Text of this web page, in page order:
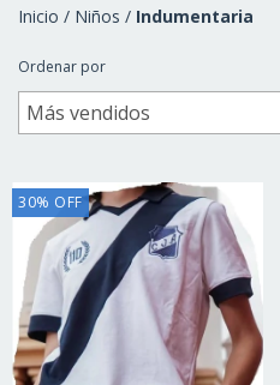
Inicio / Niños / Indumentaria
Ordenar por
30% OFF